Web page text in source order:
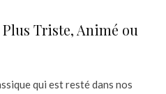
Triste, Animé ou
qui est resté dans nos